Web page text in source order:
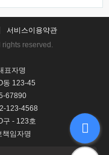
서비스이용약관
rights reserved.
표자명
동 123-45
67890
123-4568
구 - 123호
책임자명